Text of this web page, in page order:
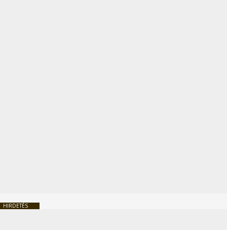
HIRDETÉS